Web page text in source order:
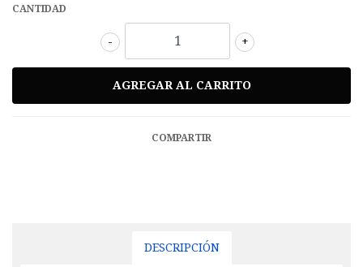
CANTIDAD
+
-
COMPARTIR
DESCRIPCIÓN